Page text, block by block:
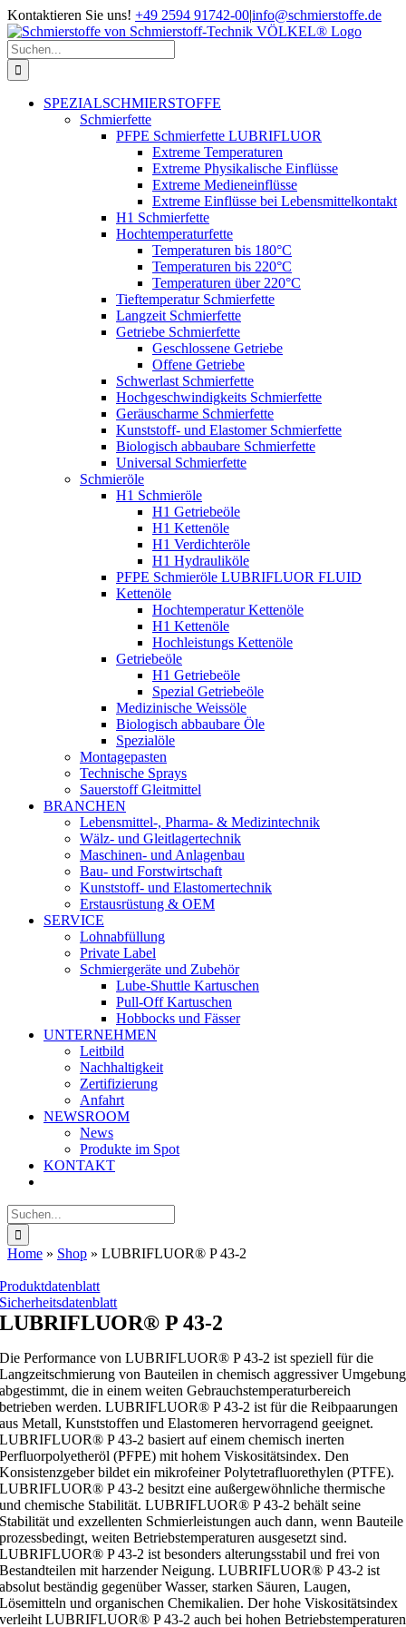
Zum
Inhalt
springen
Kontaktieren Sie uns! +49 2594 91742-00|info@schmierstoffe.de
Suche
nach:
SPEZIALSCHMIERSTOFFE
Schmierfette
PFPE Schmierfette LUBRIFLUOR
Extreme Temperaturen
Extreme Physikalische Einflüsse
Extreme Medieneinflüsse
Extreme Einflüsse bei Lebensmittelkontakt
H1 Schmierfette
Hochtemperaturfette
Temperaturen bis 180°C
Temperaturen bis 220°C
Temperaturen über 220°C
Tieftemperatur Schmierfette
Langzeit Schmierfette
Getriebe Schmierfette
Geschlossene Getriebe
Offene Getriebe
Schwerlast Schmierfette
Hochgeschwindigkeits Schmierfette
Geräuscharme Schmierfette
Kunststoff- und Elastomer Schmierfette
Biologisch abbaubare Schmierfette
Universal Schmierfette
Schmieröle
H1 Schmieröle
H1 Getriebeöle
H1 Kettenöle
H1 Verdichteröle
H1 Hydrauliköle
PFPE Schmieröle LUBRIFLUOR FLUID
Kettenöle
Hochtemperatur Kettenöle
H1 Kettenöle
Hochleistungs Kettenöle
Getriebeöle
H1 Getriebeöle
Spezial Getriebeöle
Medizinische Weissöle
Biologisch abbaubare Öle
Spezialöle
Montagepasten
Technische Sprays
Sauerstoff Gleitmittel
BRANCHEN
Lebensmittel-, Pharma- & Medizintechnik
Wälz- und Gleitlagertechnik
Maschinen- und Anlagenbau
Bau- und Forstwirtschaft
Kunststoff- und Elastomertechnik
Erstausrüstung & OEM
SERVICE
Lohnabfüllung
Private Label
Schmiergeräte und Zubehör
Lube-Shuttle Kartuschen
Pull-Off Kartuschen
Hobbocks und Fässer
UNTERNEHMEN
Leitbild
Nachhaltigkeit
Zertifizierung
Anfahrt
NEWSROOM
News
Produkte im Spot
KONTAKT
Suche
nach:
Home » Shop » LUBRIFLUOR® P 43-2
Produktdatenblatt
Sicherheitsdatenblatt
LUBRIFLUOR® P 43-2
Die Performance von LUBRIFLUOR® P 43-2 ist speziell für die
Langzeitschmierung von Bauteilen in chemisch aggressiver Umgebung
abgestimmt, die in einem weiten Gebrauchstemperaturbereich
betrieben werden. LUBRIFLUOR® P 43-2 ist für die Reibpaarungen
aus Metall, Kunststoffen und Elastomeren hervorragend geeignet.
LUBRIFLUOR® P 43-2 basiert auf einem chemisch inerten
Perfluorpolyetheröl (PFPE) mit hohem Viskositätsindex. Den
Konsistenzgeber bildet ein mikrofeiner Polytetrafluorethylen (PTFE).
LUBRIFLUOR® P 43-2 besitzt eine außergewöhnliche thermische
und chemische Stabilität. LUBRIFLUOR® P 43-2 behält seine
Stabilität und exzellenten Schmierleistungen auch dann, wenn Bauteile
prozessbedingt, weiten Betriebstemperaturen ausgesetzt sind.
LUBRIFLUOR® P 43-2 ist besonders alterungsstabil und frei von
Bestandteilen mit harzender Neigung. LUBRIFLUOR® P 43-2 ist
absolut beständig gegenüber Wasser, starken Säuren, Laugen,
Lösemitteln und organischen Chemikalien. Der hohe Viskositätsindex
verleiht LUBRIFLUOR® P 43-2 auch bei hohen Betriebstemperaturen